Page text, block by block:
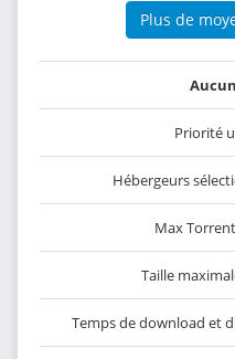
Plus de
Priorité
Hébergeurs
Max
Taille
Temps de download et